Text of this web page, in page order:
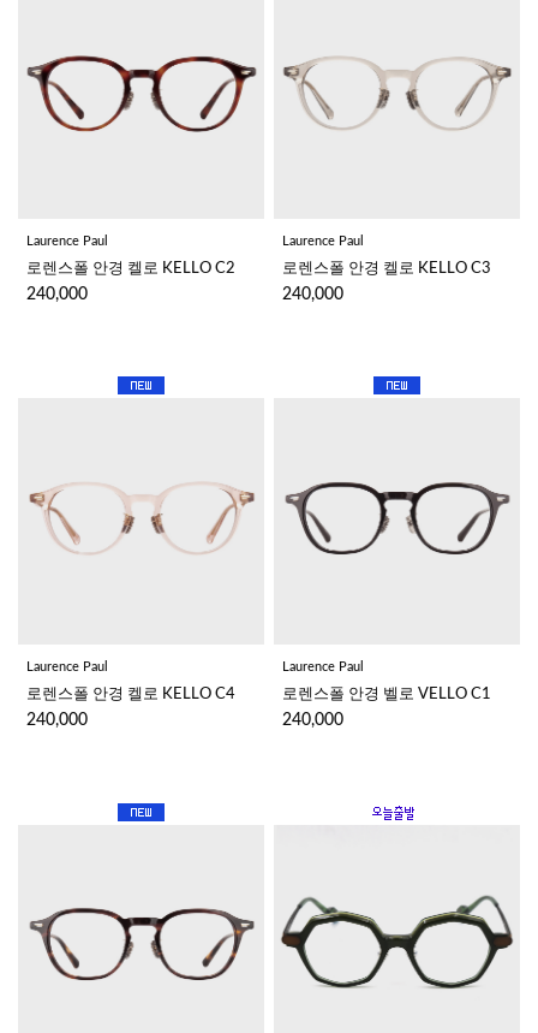
Laurence Paul
로렌스폴 안경 켈로 KELLO C2
240,000
Laurence Paul
로렌스폴 안경 켈로 KELLO C3
240,000
Laurence Paul
로렌스폴 안경 켈로 KELLO C4
240,000
Laurence Paul
로렌스폴 안경 벨로 VELLO C1
240,000